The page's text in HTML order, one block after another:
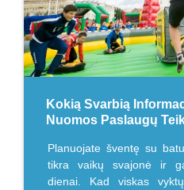
Kokią Svarbią
Nuomos Paslaugų
Planuojate šventę su
tikra vaikų svajonė ir
dienai. Kad viskas